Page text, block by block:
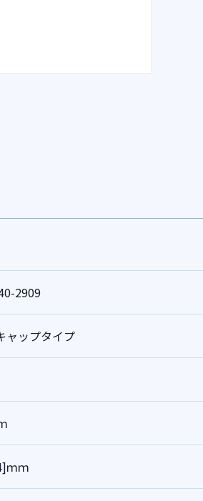
2909
ャップタイプ
ｍｍ